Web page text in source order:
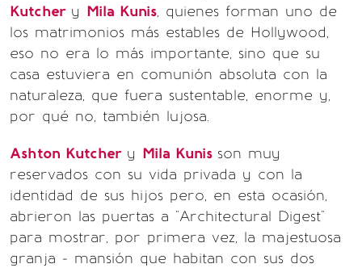
Kutcher y Mila Kunis, quienes forman uno de
los matrimonios más estables de Hollywood,
eso no era lo más importante, sino que su
casa estuviera en comunión absoluta con la
naturaleza, que fuera sustentable, enorme y,
por qué no, también lujosa.
Ashton Kutcher y Mila Kunis son muy
reservados con su vida privada y con la
identidad de sus hijos pero, en esta ocasión,
abrieron las puertas a "Architectural Digest"
para mostrar, por primera vez, la majestuosa
granja - mansión que habitan con sus dos